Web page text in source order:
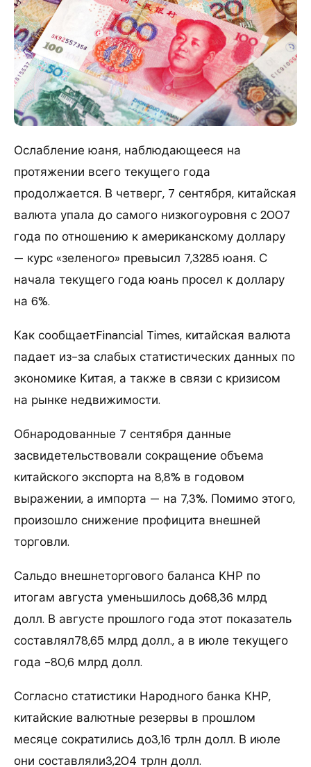
Ослабление юаня, наблюдающееся на
протяжении всего текущего года
продолжается. В четверг, 7 сентября, китайская
валюта упала до самого низкогоуровня с 2007
года по отношению к американскому доллару
— курс «зеленого» превысил 7,3285 юаня. С
начала текущего года юань просел к доллару
на 6%.
Как сообщаетFinancial Times, китайская валюта
падает из-за слабых статистических данных по
экономике Китая, а также в связи с кризисом
на рынке недвижимости.
Обнародованные 7 сентября данные
засвидетельствовали сокращение объема
китайского экспорта на 8,8% в годовом
выражении, а импорта — на 7,3%. Помимо этого,
произошло снижение профицита внешней
торговли.
Сальдо внешнеторгового баланса КНР по
итогам августа уменьшилось до68,36 млрд
долл. В августе прошлого года этот показатель
составлял78,65 млрд долл., а в июле текущего
года -80,6 млрд долл.
Согласно статистики Народного банка КНР,
китайские валютные резервы в прошлом
месяце сократились до3,16 трлн долл. В июле
они составляли3,204 трлн долл.